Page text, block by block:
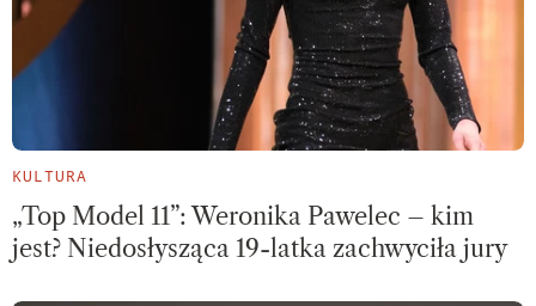
KULTURA
„Top Model 11”: Weronika Pawelec – kim
jest? Niedosłysząca 19-latka zachwyciła jury